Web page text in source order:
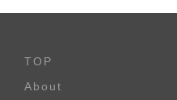
TOP
About